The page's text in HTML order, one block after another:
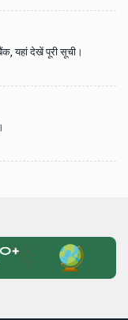
यहां देखें पूरी सूची।